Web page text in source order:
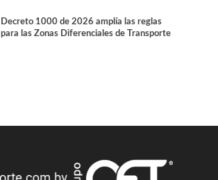
Decreto 1000 de 2026 amplía las reglas
para las Zonas Diferenciales de Transporte